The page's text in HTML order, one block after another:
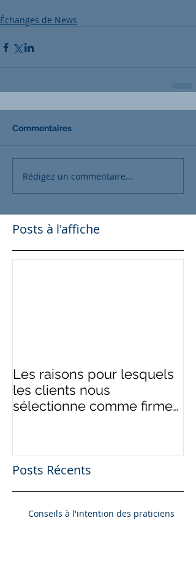
Échanges de News
Commentaires
Rédigez un commentaire...
Posts à l'affiche
Les raisons pour lesquels
les clients nous
sélectionne comme firme
Posts Récents
Conseils à l'intention des praticiens